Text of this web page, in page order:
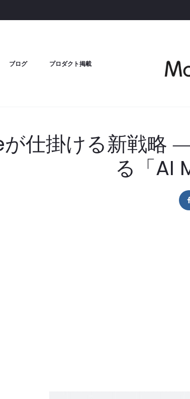
ブログ プロダクト掲載
仕掛ける新戦略
る「AI